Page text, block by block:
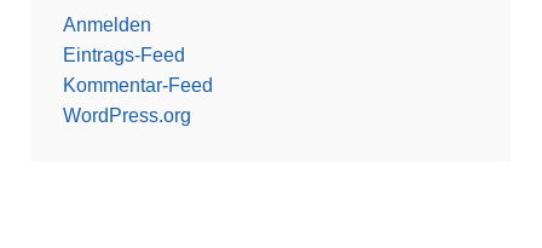
Anmelden
Eintrags-Feed
Kommentar-Feed
WordPress.org